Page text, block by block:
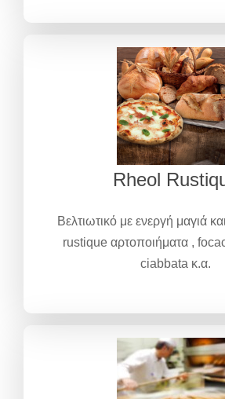
Rheol
Βελτιωτικό με ενεργή μαγιά
rustique αρτοποιήματα ,
ciabbata κ.α.